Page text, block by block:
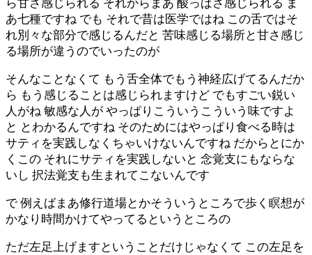
ら甘さ感じられる それからまあ 酸っぱさ感じられる ま
あ七種ですね でも それで昔は医学ではね この舌ではそ
れ別々な部分で感じるんだと 苦味感じる場所と甘さ感じ
る場所が違うのでいったのが
そんなことなくて もう舌全体でもう神経広げてるんだか
ら もう感じることは感じられますけど でもすごい鋭い
人がね 敏感な人が やっぱりこういうこういう味ですよ
と とわかるんですね そのためにはやっぱり食べる時は
サティを実践しなくちゃいけないんですね だからとにか
くこの それにサティを実践しないと 念覚支にもならな
いし 択法覚支も生まれてこないんです
で 例えばまあ修行道場とかそういうところで歩く瞑想が
かなり時間かけてやってるというところの
ただ左足上げますということだけじゃなくて この左足を